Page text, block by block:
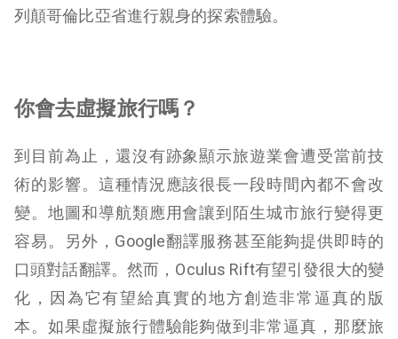
列顛哥倫比亞省進行親身的探索體驗。
你會去虛擬旅行嗎？
到目前為止，還沒有跡象顯示旅遊業會遭受當前技
術的影響。這種情況應該很長一段時間內都不會改
變。地圖和導航類應用會讓到陌生城市旅行變得更
容易。另外，Google翻譯服務甚至能夠提供即時的
口頭對話翻譯。然而，Oculus Rift有望引發很大的變
化，因為它有望給真實的地方創造非常逼真的版
本。如果虛擬旅行體驗能夠做到非常逼真，那麼旅